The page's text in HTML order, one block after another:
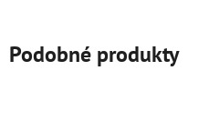
Podobné produkty